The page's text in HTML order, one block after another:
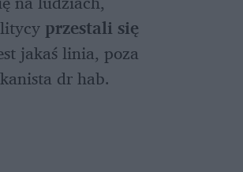
przestali się
jakaś linia, poza
dr hab.